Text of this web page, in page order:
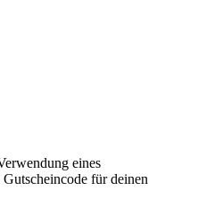
eines
für deinen